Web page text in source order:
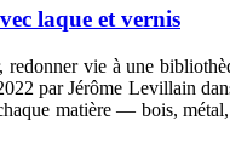
laque et vernis
redonner vie à une
par Jérôme Levillain
matière — bois,